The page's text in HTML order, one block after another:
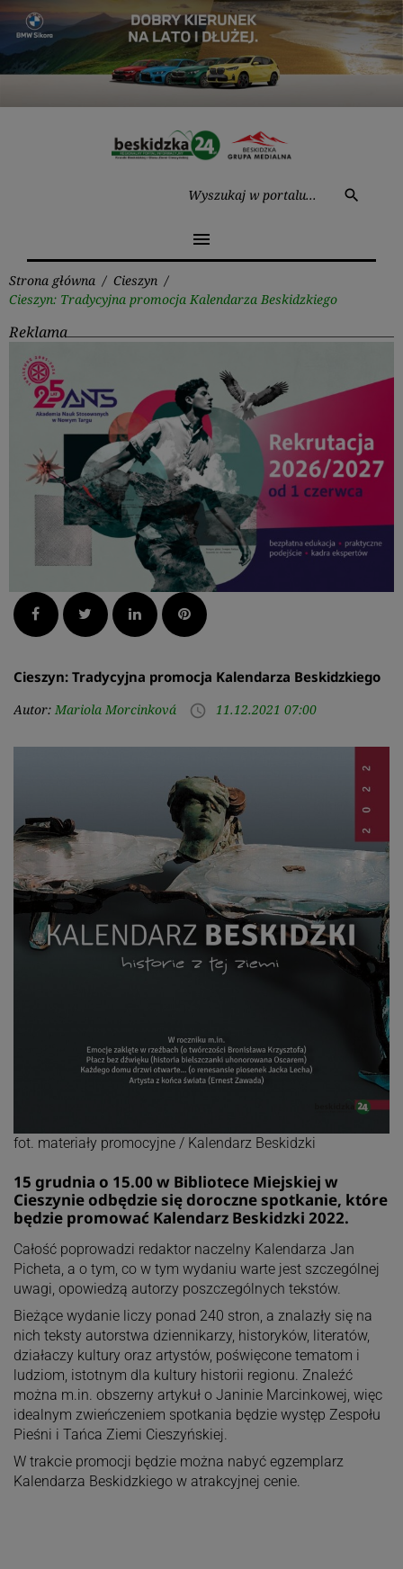
Przejdź
treści
search
menu
Strona główna / Cieszyn /
Cieszyn: Tradycyjna promocja Kalendarza Beskidzkiego
Reklama
Facebook Twitter LinkedInPinterest
Cieszyn: Tradycyjna promocja Kalendarza Beskidzkiego
Autor: Mariola Morcinková access_time 11.12.2021 07:00
fot. materiały promocyjne / Kalendarz Beskidzki
15 grudnia o 15.00 w Bibliotece Miejskiej w
Cieszynie odbędzie się doroczne spotkanie, które
będzie promować Kalendarz Beskidzki 2022.
Całość poprowadzi redaktor naczelny Kalendarza Jan
Picheta, a o tym, co w tym wydaniu warte jest szczególnej
uwagi, opowiedzą autorzy poszczególnych tekstów.
Bieżące wydanie liczy ponad 240 stron, a znalazły się na
nich teksty autorstwa dziennikarzy, historyków, literatów,
działaczy kultury oraz artystów, poświęcone tematom i
ludziom, istotnym dla kultury historii regionu. Znaleźć
można m.in. obszerny artykuł o Janinie Marcinkowej, więc
idealnym zwieńczeniem spotkania będzie występ Zespołu
Pieśni i Tańca Ziemi Cieszyńskiej.
W trakcie promocji będzie można nabyć egzemplarz
Kalendarza Beskidzkiego w atrakcyjnej cenie.